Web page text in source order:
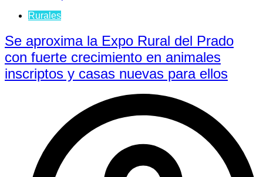
Rurales
Se aproxima la Expo Rural del Prado
con fuerte crecimiento en animales
inscriptos y casas nuevas para ellos